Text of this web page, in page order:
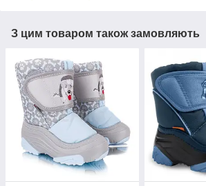
З цим товаром також замовляють